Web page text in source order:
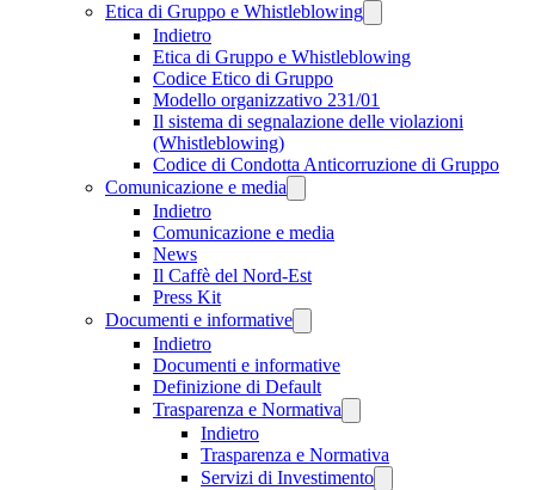
Etica di Gruppo e Whistleblowing
Indietro
Etica di Gruppo e Whistleblowing
Codice Etico di Gruppo
Modello organizzativo 231/01
Il sistema di segnalazione delle violazioni
(Whistleblowing)
Codice di Condotta Anticorruzione di Gruppo
Comunicazione e media
Indietro
Comunicazione e media
News
Il Caffè del Nord-Est
Press Kit
Documenti e informative
Indietro
Documenti e informative
Definizione di Default
Trasparenza e Normativa
Indietro
Trasparenza e Normativa
Servizi di Investimento